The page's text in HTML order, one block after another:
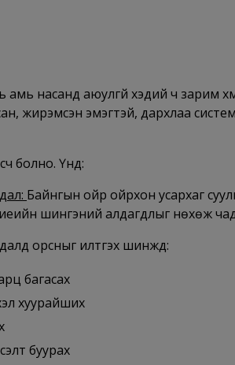
насанд аюулгүй хэдий ч зарим
жирэмсэн эмэгтэй, дархлаа
болно. Үүнд:
Байнгын ойр ойрхон усархаг
шингэний алдагдлыг нөхөж
орсныг илтгэх шинжүүд:
багасах
хуурайших
буурах